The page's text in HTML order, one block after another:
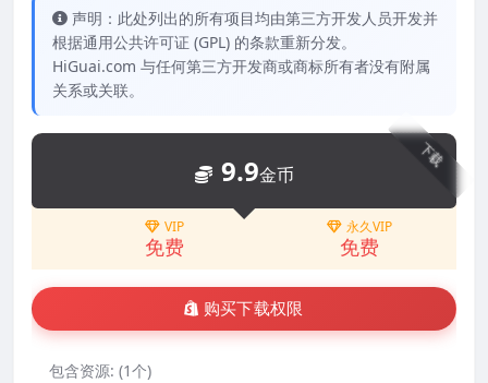
声明：此处列出的所有项目均由第三方开发人员开发并
根据通用公共许可证 (GPL) 的条款重新分发。
HiGuai.com 与任何第三方开发商或商标所有者没有附属
关系或关联。
下载
9.9金币
VIP
免费
永久VIP
免费
购买下载权限
包含资源: (1个)